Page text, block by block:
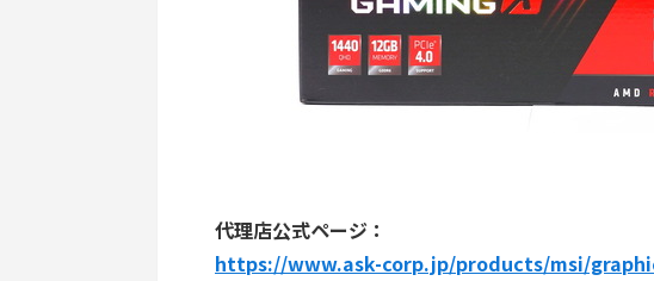
代理店公式ページ：
https://www.ask-corp.jp/products/msi/